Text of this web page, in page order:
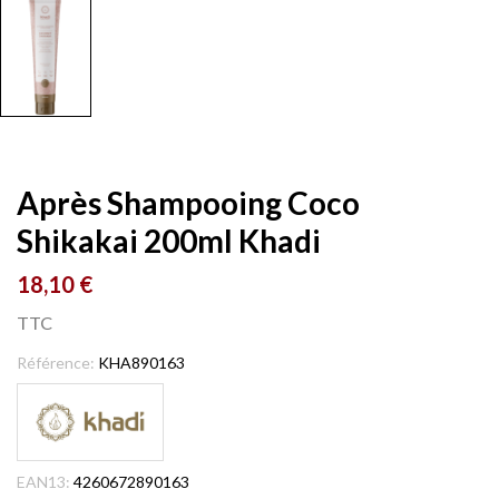
Après Shampooing Coco
Shikakai 200ml Khadi
18,10 €
TTC
Référence: KHA890163
EAN13: 4260672890163